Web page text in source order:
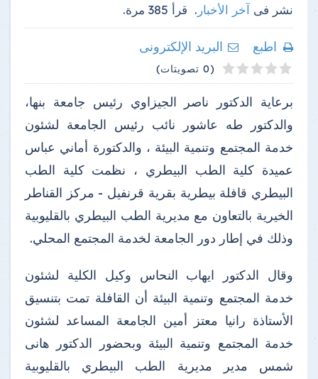
نشر فى آخر الأخبار . قرأ 385 مرة.
اطبع
البريد الإلكترونى
1
2
3
4
5 (0 تصويتات)
برعاية الدكتور ناصر الجيزاوي رئيس جامعة بنها،
والدكتور طه عاشور نائب رئيس الجامعة لشئون
خدمة المجتمع وتنمية البيئة ، والدكتورة أماني عباس
عميدة كلية الطب البيطري ، نظمت كلية الطب
البيطري قافلة بيطرية بقرية قرنفيل - مركز القناطر
الخيرية بالتعاون مع مديرية الطب البيطري بالقليوبية
وذلك في إطار دور الجامعة لخدمة المجتمع المحلي.
وقال الدكتور ايهاب النحاس وكيل الكلية لشئون
خدمة المجتمع وتنمية البيئة أن القافلة تمت بتنسيق
الأستاذة رانيا معتز أمين الجامعة المساعد لشئون
خدمة المجتمع وتنمية البيئة وبحضور الدكتور هانى
شمس مدير مديرية الطب البيطري بالقليوبية